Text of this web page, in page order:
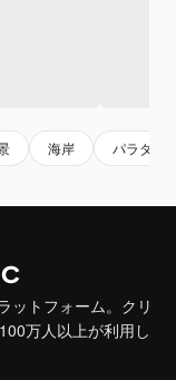
海岸 パラダイ
ットフォーム。クリ
万人以上が利用し